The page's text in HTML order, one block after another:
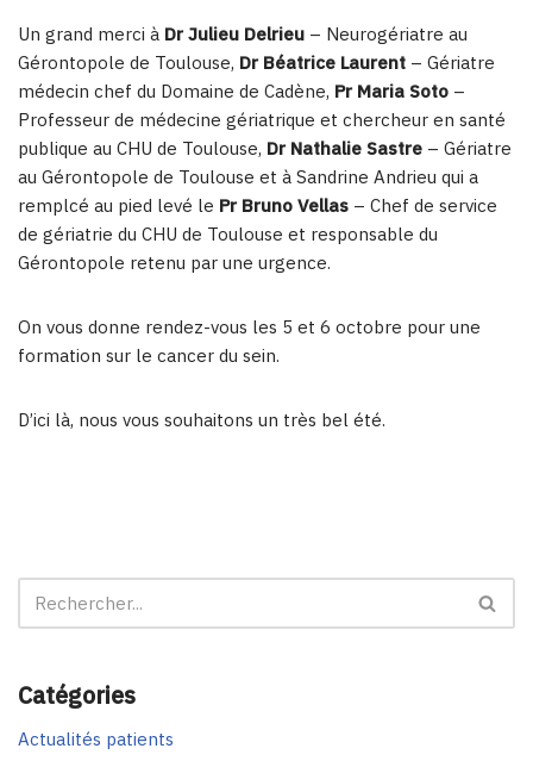
Un grand merci à Dr Julieu Delrieu – Neurogériatre au
Gérontopole de Toulouse, Dr Béatrice Laurent – Gériatre
médecin chef du Domaine de Cadène, Pr Maria Soto –
Professeur de médecine gériatrique et chercheur en santé
publique au CHU de Toulouse, Dr Nathalie Sastre – Gériatre
au Gérontopole de Toulouse et à Sandrine Andrieu qui a
remplcé au pied levé le Pr Bruno Vellas – Chef de service
de gériatrie du CHU de Toulouse et responsable du
Gérontopole retenu par une urgence.
On vous donne rendez-vous les 5 et 6 octobre pour une
formation sur le cancer du sein.
D’ici là, nous vous souhaitons un très bel été.
Catégories
Actualités patients